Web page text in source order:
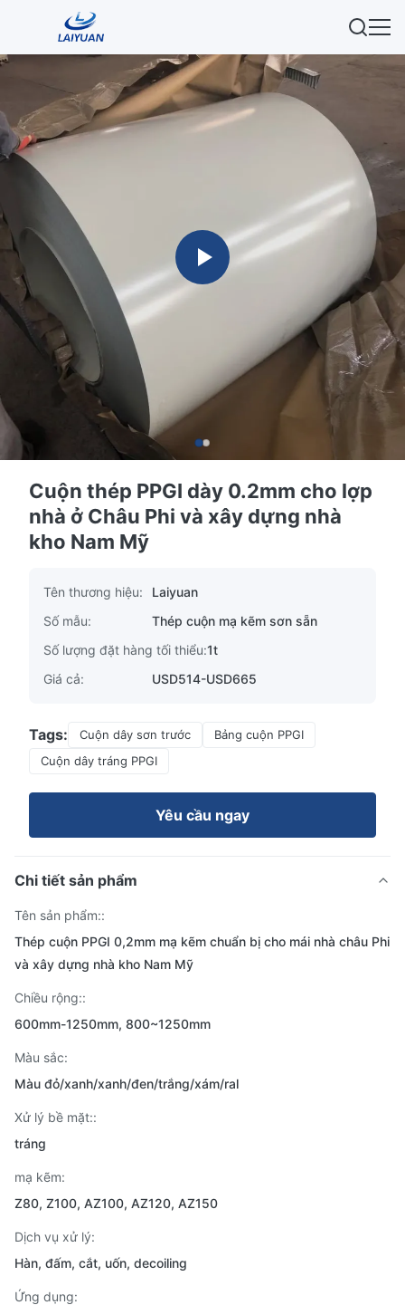
Cuộn thép PPGI dày 0.2mm cho lợp
nhà ở Châu Phi và xây dựng nhà
kho Nam Mỹ
Tên thương hiệu:
Laiyuan
Số mẫu:
Thép cuộn mạ kẽm sơn sẵn
Số lượng đặt hàng tối thiểu:1t
Giá cả:
USD514-USD665
Tags: Cuộn dây sơn trước
Bảng cuộn PPGI
Cuộn dây tráng PPGI
Yêu cầu ngay
Chi tiết sản phẩm
Tên sản phẩm::
Thép cuộn PPGI 0,2mm mạ kẽm chuẩn bị cho mái nhà châu Phi
và xây dựng nhà kho Nam Mỹ
Chiều rộng::
600mm-1250mm, 800~1250mm
Màu sắc:
Màu đỏ/xanh/xanh/đen/trắng/xám/ral
Xử lý bề mặt::
tráng
mạ kẽm:
Z80, Z100, AZ100, AZ120, AZ150
Dịch vụ xử lý:
Hàn, đấm, cắt, uốn, decoiling
Ứng dụng: